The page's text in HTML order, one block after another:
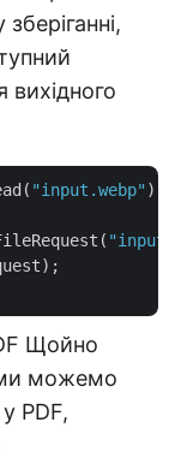
"input.webp" ))
Щойно
можемо
PDF,